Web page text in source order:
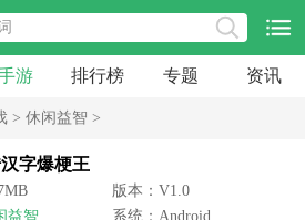
游 排行榜 专题 资讯
> 休闲益智 >
字爆梗王
版本：V1.0
益智
系统：Android